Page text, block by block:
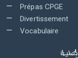
Prépas CPGE
Divertissement
Vocabulaire